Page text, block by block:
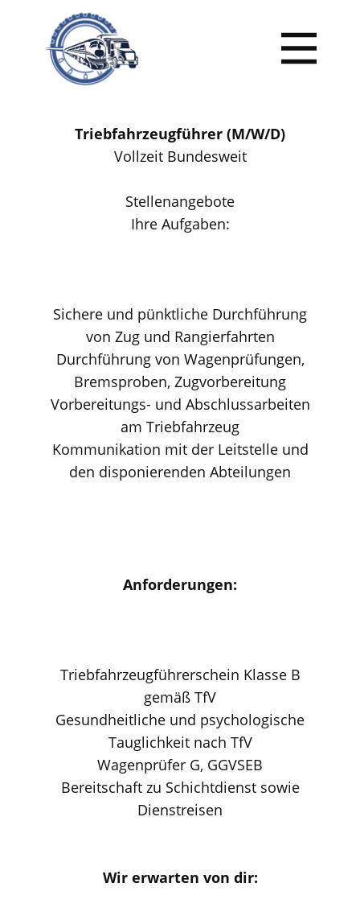
Triebfahrzeugführer (M/W/D)
Vollzeit Bundesweit
Stellenangebote
Ihre Aufgaben:
Sichere und pünktliche Durchführung
von Zug und Rangierfahrten
Durchführung von Wagenprüfungen,
Bremsproben, Zugvorbereitung
Vorbereitungs- und Abschlussarbeiten
am Triebfahrzeug
Kommunikation mit der Leitstelle und
den disponierenden Abteilungen
Anforderungen:
Triebfahrzeugführerschein Klasse B
gemäß TfV
Gesundheitliche und psychologische
Tauglichkeit nach TfV
Wagenprüfer G, GGVSEB
Bereitschaft zu Schichtdienst sowie
Dienstreisen
Wir erwarten von dir: